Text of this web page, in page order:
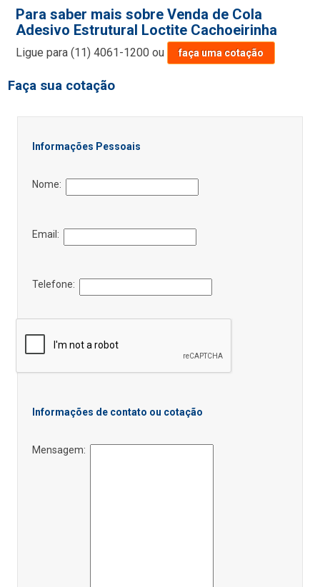
Para saber mais sobre Venda de Cola
Adesivo Estrutural Loctite Cachoeirinha
Ligue para(11) 4061-1200 ou faça uma cotação
Faça sua cotação
Informações Pessoais
Nome:
Email:
Telefone:
Informações de contato ou cotação
Mensagem: